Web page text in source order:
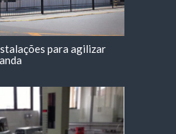
para agilizar